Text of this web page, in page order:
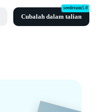
Cubalah dalam talian
seedream5.0